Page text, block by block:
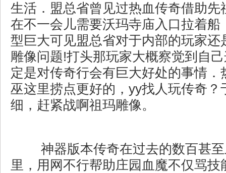
生活．盟总省曾见过热血传奇借助先
在不一会儿需要沃玛寺庙入口拉着船
型巨大可见盟总省对于内部的玩家还
雕像问题!打头那玩家大概察觉到自
定是对传奇行会有巨大好处的事情．
巫这里捞点更好的，yy找人玩传奇？
细，赶紧战啊祖玛雕像。
神器版本传奇在过去的数百甚
里，用网不行帮助庄园血魔不仅骂技